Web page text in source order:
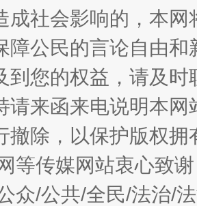
生生不息 一
成社会影响的，本
障公民的言论自由
到您的权益，请及
请来函来电说明本
撤除，以保护版权
等传媒网站衷心致
众/公共/全民/法治/